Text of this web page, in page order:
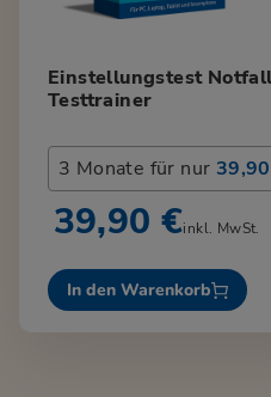
Einstellungstest
Testtrainer
3 Monate für nur
39,90 €inkl. MwSt.
In den Warenkorb